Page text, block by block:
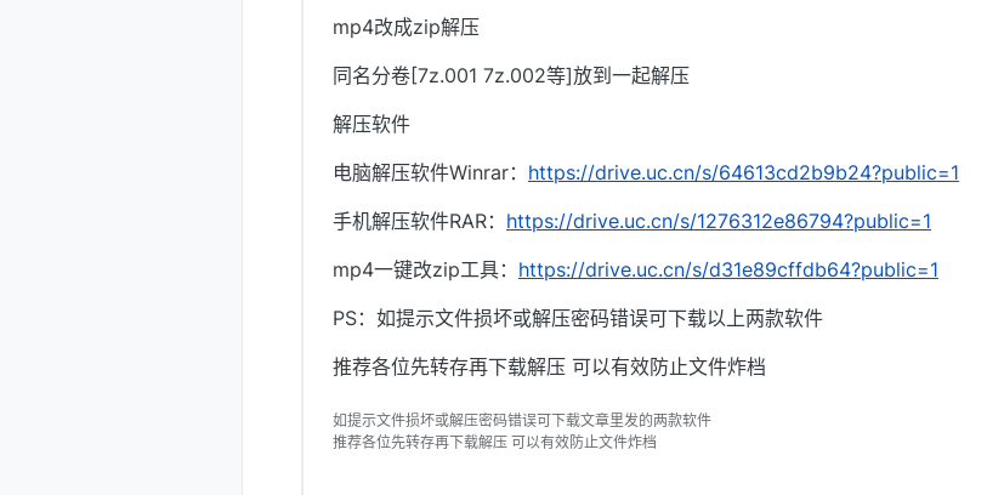
mp4改成zip解压
同名分卷[7z.001 7z.002等]放到一起解压
解压软件
电脑解压软件Winrar： https://drive.uc.cn/s/64613cd2b9b24?public=1
手机解压软件RAR： https://drive.uc.cn/s/1276312e86794?public=1
mp4一键改zip工具： https://drive.uc.cn/s/d31e89cffdb64?public=1
PS：如提示文件损坏或解压密码错误可下载以上两款软件
推荐各位先转存再下载解压 可以有效防止文件炸档
如提示文件损坏或解压密码错误可下载文章里发的两款软件
推荐各位先转存再下载解压 可以有效防止文件炸档